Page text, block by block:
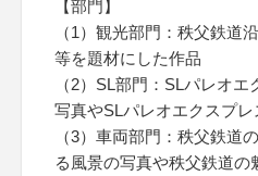
【部門】
（1）観光部門：秩父鉄道
等を題材にした作品
（2）SL部門：SLパレオ
写真やSLパレオエクスプ
（3）車両部門：秩父鉄道
る風景の写真や秩父鉄道の